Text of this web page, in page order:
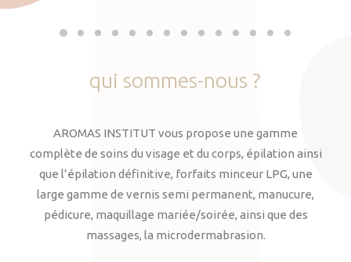
qui sommes-nous ?
AROMAS INSTITUT vous propose une gamme
complète de soins du visage et du corps, épilation ainsi
que l’épilation définitive, forfaits minceur LPG, une
large gamme de vernis semi permanent, manucure,
pédicure, maquillage mariée/soirée, ainsi que des
massages, la microdermabrasion.